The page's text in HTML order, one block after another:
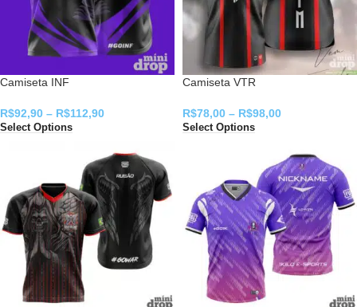
Camiseta INF
R$92,90 – R$112,90
Select Options
Camiseta VTR
R$78,00 – R$98,00
Select Options